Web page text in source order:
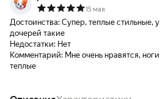
15 мая
Достоинства: Супер, теплые стильные, у
дочерей такие
Недостатки: Нет
Комментарий: Мне очень нравятся, ноги
теплые